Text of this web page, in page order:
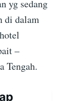
yg sedang
di dalam
–
Tengah.